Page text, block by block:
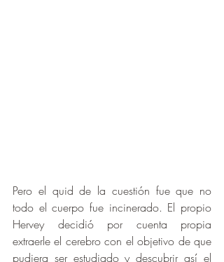
Pero el quid de la cuestión fue que no
todo el cuerpo fue incinerado. El propio
Hervey decidió por cuenta propia
extraerle el cerebro con el objetivo de que
pudiera ser estudiado y descubrir así el